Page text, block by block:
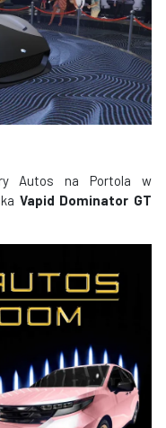
Autos na Portola w
Vapid Dominator GT